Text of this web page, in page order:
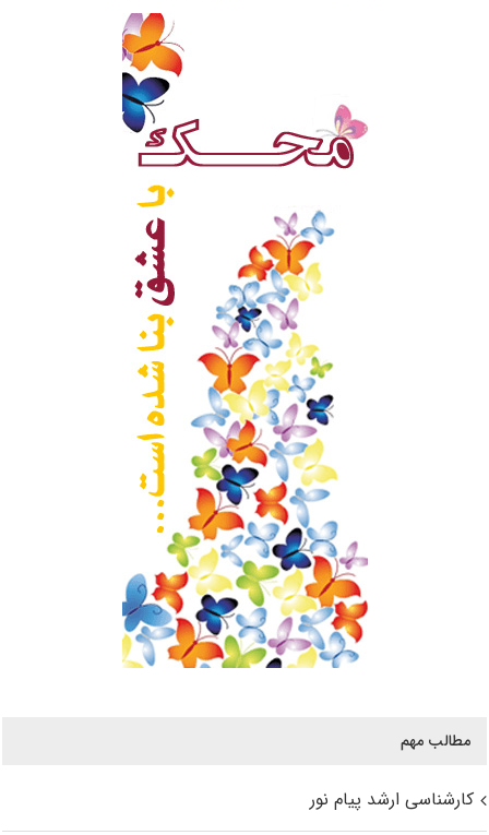
مطالب مهم
کارشناسی ارشد پیام نور